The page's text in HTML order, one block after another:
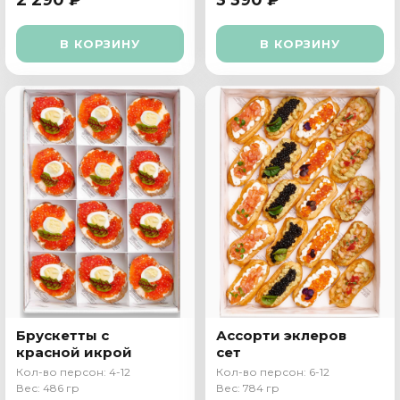
В КОРЗИНУ В КОРЗИНУ
Брускетты с
красной икрой
Кол-во персон: 4-12
Вес: 486 гр
Ассорти эклеров
сет
Кол-во персон: 6-12
Вес: 784 гр